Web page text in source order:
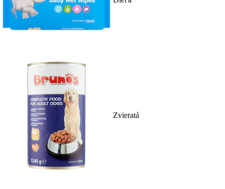
Zvieratá